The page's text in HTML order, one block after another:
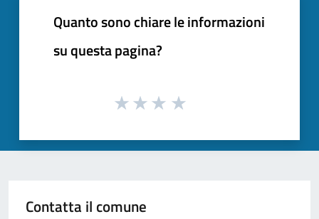
Quanto sono chiare le informazioni
su questa pagina?
Contatta il comune